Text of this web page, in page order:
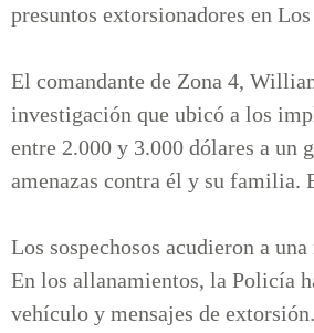
presuntos extorsionadores en
El comandante de Zona 4,
investigación que ubicó a los
entre 2.000 y 3.000 dólares a un
amenazas contra él y su familia.
Los sospechosos acudieron a
En los allanamientos, la Policía
vehículo y mensajes de